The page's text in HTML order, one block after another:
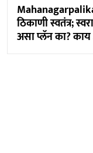
ठिकाणी स्वतंत्र;
असा प्लॅन का?